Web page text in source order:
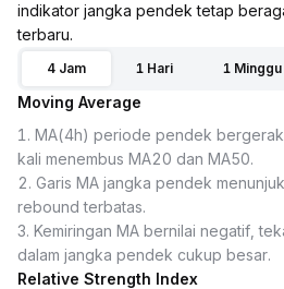
indikator jangka pendek tetap
terbaru.
4 Jam 1 Hari 1 Minggu
Moving Average
1 . MA(4h) periode pendek
kali menembus MA20 dan MA50.
2. Garis MA jangka pendek
rebound terbatas.
3. Kemiringan MA bernilai negatif,
dalam jangka pendek cukup besar.
Relative Strength Index